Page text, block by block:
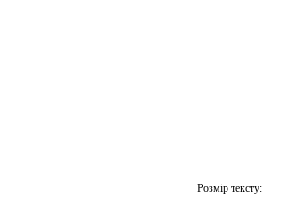
Розмір тексту: